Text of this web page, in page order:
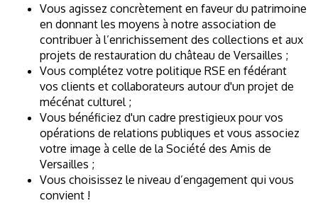
Vous agissez concrètement en faveur du patrimoine
en donnant les moyens à notre association de
contribuer à l’enrichissement des collections et aux
projets de restauration du château de Versailles ;
Vous complétez votre politique RSE en fédérant
vos clients et collaborateurs autour d'un projet de
mécénat culturel ;
Vous bénéficiez d'un cadre prestigieux pour vos
opérations de relations publiques et vous associez
votre image à celle de la Société des Amis de
Versailles ;
Vous choisissez le niveau d’engagement qui vous
convient !